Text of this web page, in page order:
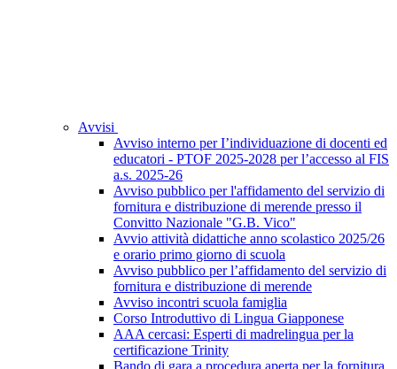
Avvisi
Avviso interno per I’individuazione di docenti ed
educatori - PTOF 2025-2028 per l’accesso al FIS
a.s. 2025-26
Avviso pubblico per l'affidamento del servizio di
fornitura e distribuzione di merende presso il
Convitto Nazionale "G.B. Vico"
Avvio attività didattiche anno scolastico 2025/26
e orario primo giorno di scuola
Avviso pubblico per l’affidamento del servizio di
fornitura e distribuzione di merende
Avviso incontri scuola famiglia
Corso Introduttivo di Lingua Giapponese
AAA cercasi: Esperti di madrelingua per la
certificazione Trinity